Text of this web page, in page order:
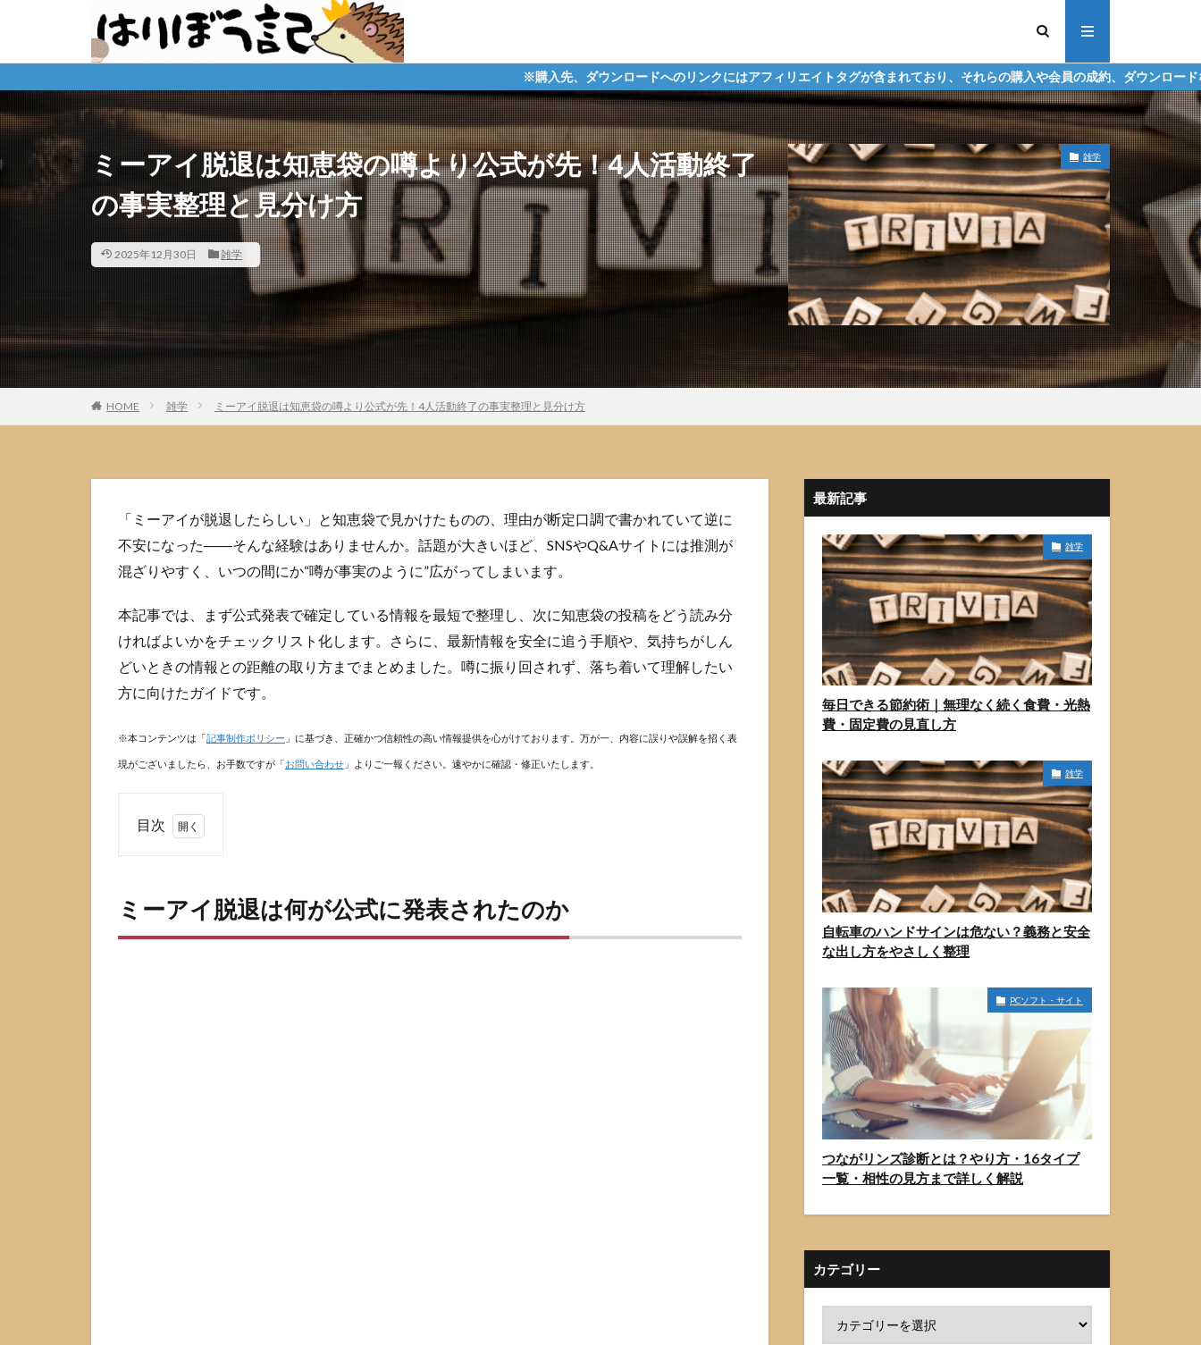
※購入先、ダウンロードへのリンクにはアフィリエイトタグが含まれており、それらの購入や会員の成約、ダウンロードなどからの収益化を
ミーアイ脱退は知恵袋の噂より公式が先！4人活動終了
の事実整理と見分け方
2025年12月30日 雑学
雑学
HOME 雑学 ミーアイ脱退は知恵袋の噂より公式が先！4人活動終了の事実整理と見分け方
「ミーアイが脱退したらしい」と知恵袋で見かけたものの、理由が断定口調で書かれていて逆に
不安になった――そんな経験はありませんか。話題が大きいほど、SNSやQ&Aサイトには推測が
混ざりやすく、いつの間にか“噂が事実のように”広がってしまいます。
本記事では、まず公式発表で確定している情報を最短で整理し、次に知恵袋の投稿をどう読み分
ければよいかをチェックリスト化します。さらに、最新情報を安全に追う手順や、気持ちがしん
どいときの情報との距離の取り方までまとめました。噂に振り回されず、落ち着いて理解したい
方に向けたガイドです。
※本コンテンツは「記事制作ポリシー 」に基づき、正確かつ信頼性の高い情報提供を心がけております。万が一、内容に誤りや誤解を招く表
現がございましたら、お手数ですが「お問い合わせ 」よりご一報ください。速やかに確認・修正いたします。
目次
ア
ミーアイ脱退は何が公式に発表されたのか
最新記事
雑学
毎日できる節約術｜無理なく続く食費・光熱
費・固定費の見直し方
雑学
自転車のハンドサインは危ない？義務と安全
な出し方をやさしく整理
PCソフト・サイト
つながリンズ診断とは？やり方・16タイプ
一覧・相性の見方まで詳しく解説
カテゴリー